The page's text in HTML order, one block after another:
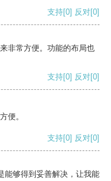
支持[0] 反对[0]
非常方便。功能的布局也
支持[0] 反对[0]
便。
支持[0] 反对[0]
能够得到妥善解决，让我能